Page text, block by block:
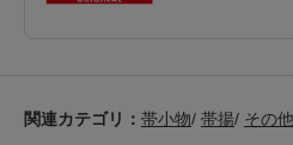
関連カテゴリ： 帯小物/ 帯揚/ その他